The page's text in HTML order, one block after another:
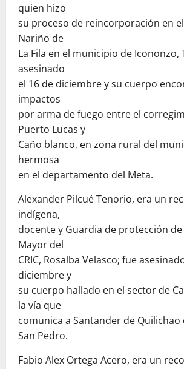
quien hizo
su proceso de reincorporación en el
Nariño de
La Fila en el municipio de Icononzo,
asesinado
el 16 de diciembre y su cuerpo
impactos
por arma de fuego entre el
Puerto Lucas y
Caño blanco, en zona rural del
hermosa
en el departamento del Meta.
Alexander Pilcué Tenorio, era un
indígena,
docente y Guardia de protección de
Mayor del
CRIC, Rosalba Velasco; fue
diciembre y
su cuerpo hallado en el sector de
la vía que
comunica a Santander de Quilichao
San Pedro.
Fabio Alex Ortega Acero, era un